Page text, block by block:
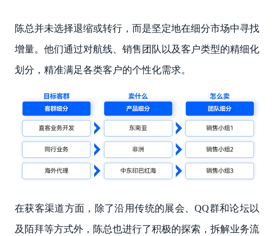
陈总并未选择退缩或转行，而是坚定地在细分市场中寻找
增量。他们通过对航线、销售团队以及客户类型的精细化
划分，精准满足各类客户的个性化需求。
在获客渠道方面，除了沿用传统的展会、QQ群和论坛以
及陌拜等方式外，陈总也进行了积极的探索，拆解业务流